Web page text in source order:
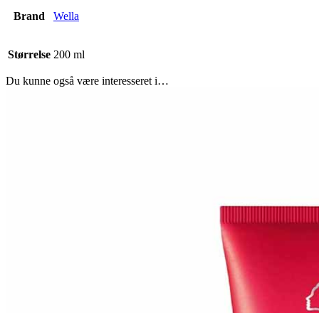
Brand Wella
Størrelse 200 ml
Du kunne også være interesseret i…